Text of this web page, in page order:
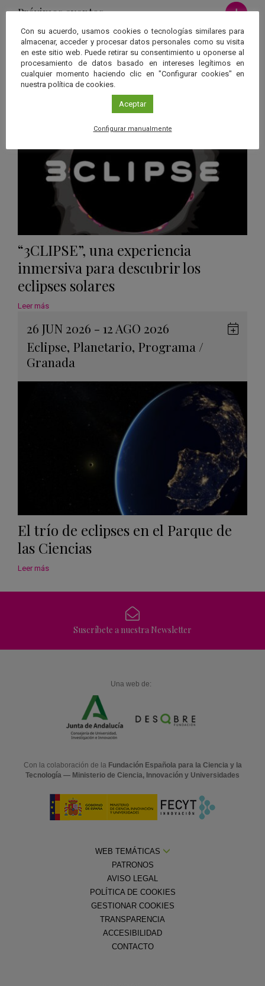
Próximos eventos Ver más
26 JUN 2026 - 26 ENE 2028
Eclipse, Planetario/Gérgal,Granada ,
Málaga,Sevilla
en
“3CLIPSE”, una experiencia
inmersiva para descubrir los
eclipses solares
Leer más
26 JUN 2026 - 12 AGO 2026
Eclipse, Planetario, Programa /
Granada
El trío de eclipses en el Parque de
las Ciencias
Leer más
Suscríbete a nuestra Newsletter
Una web de:
Con la colaboración de la Fundación Española para la Ciencia y la
Tecnología — Ministerio de Ciencia, Innovación y Universidades
WEB TEMÁTICAS
PATRONOS
AVISO LEGAL
POLÍTICA DE COOKIES
GESTIONAR COOKIES
TRANSPARENCIA
ACCESIBILIDAD
CONTACTO
Con su acuerdo, usamos cookies o tecnologías similares para
almacenar, acceder y procesar datos personales como su visita
en este sitio web. Puede retirar su consentimiento u oponerse al
procesamiento de datos basado en intereses legítimos en
cualquier momento haciendo clic en "Configurar cookies" en
nuestra política de cookies.
Aceptar
Configurar manualmente